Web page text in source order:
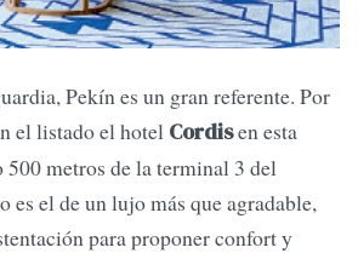
Pekín es un gran referente. Por
el listado el hotel Cordisen esta
metros de la terminal 3 del
es el de un lujo más que agradable,
para proponer confort y